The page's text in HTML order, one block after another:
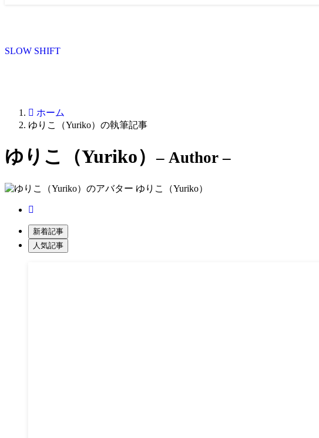
SLOW SHIFT
ホーム
ゆりこ（Yuriko）の執筆記事
ゆりこ（Yuriko）– Author –
ゆりこ（Yuriko）
新着記事
人気記事